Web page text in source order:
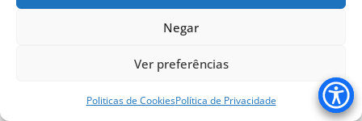
Negar
Ver preferências
Politicas de CookiesPolítica de Privacidade
Letramento digital da pessoa idosa, uma
05/08/2026